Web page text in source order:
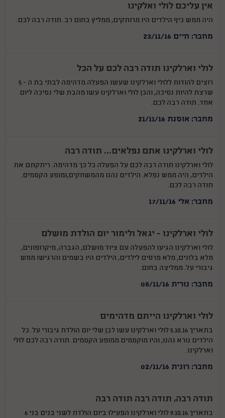
אין עליכם לולי ואלקינו
היה ממש כיף הילדים היו מרותקים, ממליץ בחום רב. תודה רבה לכם.
מחבר: חיים 23/11/16
לולי וארלקינו תודה רבה לכם על הכל
רוצים להודות ללולי וארלקינו שעשו הפעלה מדהימה לבתי בת ה - 5
שרצת להיות נסיכה, והכן לולי וארלקינו עשו מהבת שלי נסיכה ליום
אחד. תודה רבה לכם.
מחבר: אוסנת 21/11/16
לולי וארלקינו אתם נפלאים... תודה רבה
לולי וארלקינו תודה רבה לכם על הפעלה כל כך מדהימה. ריתקתם את
הילדים, היה ממש נפלא. הילדים נהנו מהמשחקים,ומופע הקסמים.
תודה רבה לכם.
מחבר: אלי 17/11/16
לולי וארלקינו - יגאל ולימור יום הולדת מושלם
לולי וארלקינו הגיעו להפעלה עם ציוד מושלם, הגברה, מיקרופונים,
מלא בלונים, מלא פרסים לילדים, הילדים היו בשמים והרגישו ממש
גיבורי על. ממליצה בחום.
מחבר: נורית 08/11/16
לולי וארלקינו הייתם מדהימים
בתאריך 5.10.16 לולי וארלקינו עשו לבן שלי יום הולדת גיבורי על. כל
הילדים נורא נהנו, והיו מוקסמים ממופע הקסמים. תודה רבה לכם לולי
וארלקינו.
מחבר: רונית 02/11/16
תודה רבה, תודה רבה תודה רבה
בתאריך 9.10.16 לולי וארלקינו הפעילו ביום הולדת לשני בנים בני 6